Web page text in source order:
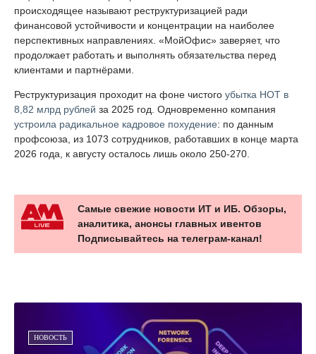
происходящее называют реструктуризацией ради
финансовой устойчивости и концентрации на наиболее
перспективных направлениях. «МойОфис» заверяет, что
продолжает работать и выполнять обязательства перед
клиентами и партнёрами.
Реструктуризация проходит на фоне чистого убытка НОТ в
8,82 млрд рублей за 2025 год. Одновременно компания
устроила радикальное кадровое похудение: по данным
профсоюза, из 1073 сотрудников, работавших в конце марта
2026 года, к августу осталось лишь около 250-270.
Самые свежие новости ИТ и ИБ. Обзоры,
аналитика, анонсы главных ивентов
Подписывайтесь на телеграм-канал!
НОВОСТЬ